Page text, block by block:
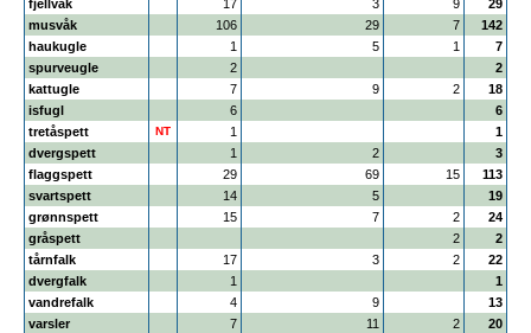
fjellvåk
17 3 9
29
musvåk
106 29 7
142
haukugle
1 5 1
7
spurveugle
2
2
kattugle
7 9 2
18
isfugl
6
6
tretåspett
NT 1
1
dvergspett
1 2
3
flaggspett
29 69 15
113
svartspett
14 5
19
grønnspett
15 7 2
24
gråspett
2
2
tårnfalk
17 3 2
22
dvergfalk
1
1
vandrefalk
4 9
13
varsler
7 11 2
20